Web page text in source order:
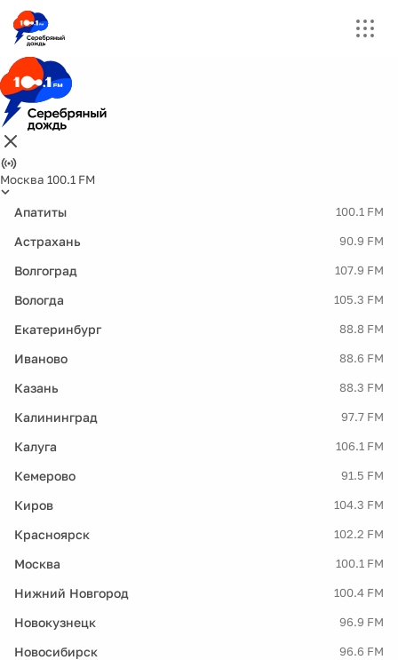
Москва 100.1 FM
Апатиты 100.1 FM
Астрахань 90.9 FM
Волгоград 107.9 FM
Вологда 105.3 FM
Екатеринбург 88.8 FM
Иваново 88.6 FM
Казань 88.3 FM
Калининград 97.7 FM
Калуга 106.1 FM
Кемерово 91.5 FM
Киров 104.3 FM
Красноярск 102.2 FM
Москва 100.1 FM
Нижний Новгород 100.4 FM
Новокузнецк 96.9 FM
Новосибирск 96.6 FM